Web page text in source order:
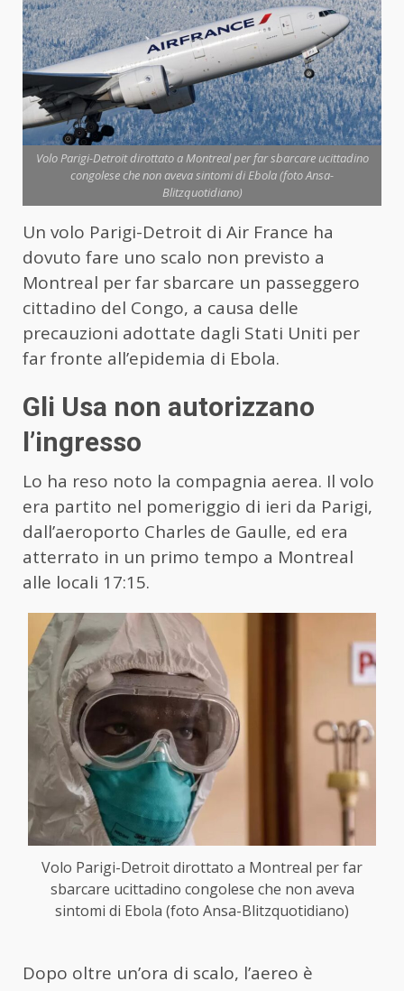
Volo Parigi-Detroit dirottato a Montreal per far sbarcare ucittadino
congolese che non aveva sintomi di Ebola (foto Ansa-
Blitzquotidiano)
Un volo Parigi-Detroit di Air France ha
dovuto fare uno scalo non previsto a
Montreal per far sbarcare un passeggero
cittadino del Congo, a causa delle
precauzioni adottate dagli Stati Uniti per
far fronte all’epidemia di Ebola.
Gli Usa non autorizzano
l’ingresso
Lo ha reso noto la compagnia aerea. Il volo
era partito nel pomeriggio di ieri da Parigi,
dall’aeroporto Charles de Gaulle, ed era
atterrato in un primo tempo a Montreal
alle locali 17:15.
Volo Parigi-Detroit dirottato a Montreal per far
sbarcare ucittadino congolese che non aveva
sintomi di Ebola (foto Ansa-Blitzquotidiano)
Dopo oltre un’ora di scalo, l’aereo è